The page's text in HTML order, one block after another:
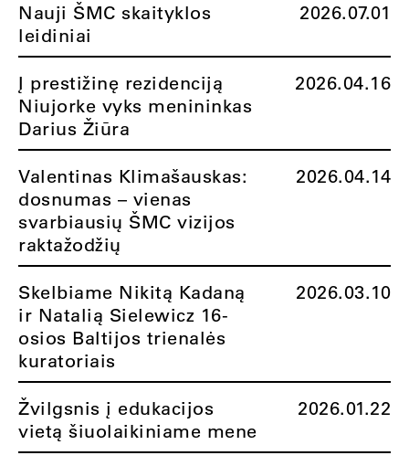
Nauji ŠMC skaityklos
leidiniai
2026.07.01
Į prestižinę rezidenciją
Niujorke vyks menininkas
Darius Žiūra
2026.04.16
Valentinas Klimašauskas:
dosnumas – vienas
svarbiausių ŠMC vizijos
raktažodžių
2026.04.14
Skelbiame Nikitą Kadaną
ir Natalią Sielewicz 16-
osios Baltijos trienalės
kuratoriais
2026.03.10
Žvilgsnis į edukacijos
vietą šiuolaikiniame mene
2026.01.22